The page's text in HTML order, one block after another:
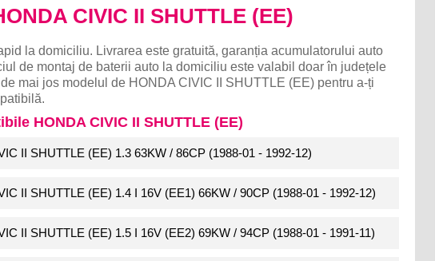
CIVIC II SHUTTLE (EE)
la domiciliu. Livrarea este gratuită, garanția acumulatorului auto
de montaj de baterii auto la domiciliu este valabil doar în județele
mai jos modelul de HONDA CIVIC II SHUTTLE (EE) pentru a-ți
HONDA CIVIC II SHUTTLE (EE)
II SHUTTLE (EE) 1.3 63KW / 86CP (1988-01 - 1992-12)
II SHUTTLE (EE) 1.4 I 16V (EE1) 66KW / 90CP (1988-01 - 1992-12)
II SHUTTLE (EE) 1.5 I 16V (EE2) 69KW / 94CP (1988-01 - 1991-11)